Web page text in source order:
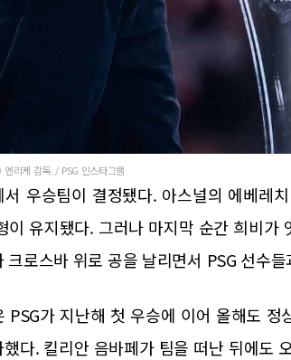
리케 감독. / PSG 인스타그램
서 우승팀이 결정됐다. 아스널의 에베레
이 유지됐다. 그러나 마지막 순간 희비가
크로스바 위로 공을 날리면서 PSG 선수
PSG가 지난해 첫 우승에 이어 올해도
다. 킬리안 음바페가 팀을 떠난 뒤에도